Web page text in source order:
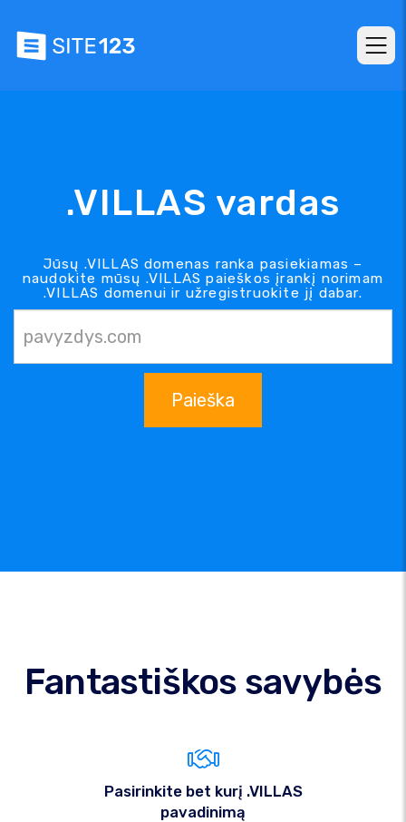
.VILLAS vardas
Jūsų .VILLAS domenas ranka pasiekiamas –
naudokite mūsų .VILLAS paieškos įrankį norimam
.VILLAS domenui ir užregistruokite jį dabar.
Paieška
Fantastiškos savybės
Pasirinkite bet kurį .VILLAS
pavadinimą